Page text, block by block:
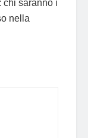
chi saranno i
nella